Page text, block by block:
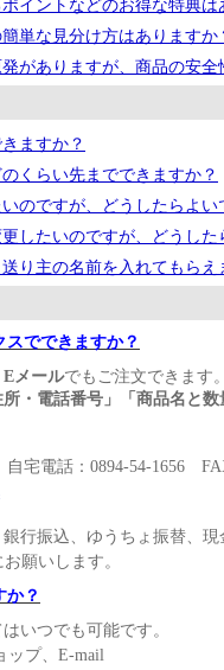
イントなどのお得な特典は
単な見分け方はありますか
がありますが、商品の安全
ますか？
くらい先までできますか？
のですが、どうしたらよい
したいのですが、どうした
り主の名前を入れてもらえ
スでできますか？
メールでもご注文できます
所・電話番号」「商品名と
宅電話：0894-54-1656
行振込、ゆうちょ振替、
願いします。
か？
いつでも可能です。
ップ、E-mail